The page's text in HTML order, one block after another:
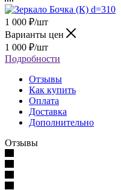
1 000 ₽/шт
Варианты цен
1 000 ₽/шт
Подробности
Отзывы
Как купить
Оплата
Доставка
Дополнительно
Отзывы